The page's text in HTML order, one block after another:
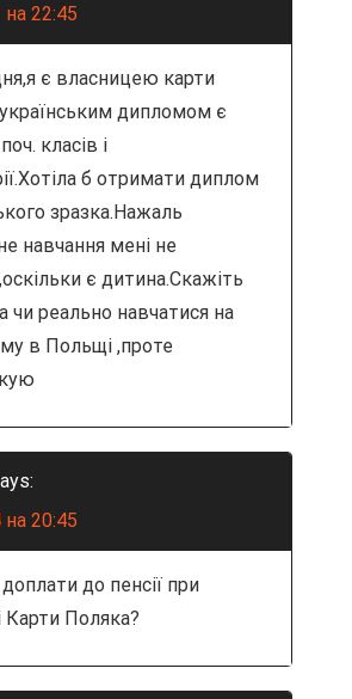
22:45
є власницею карти
дипломом є
класів і
б отримати диплом
зразка.Нажаль
навчання мені не
є дитина.Скажіть
чи реально навчатися на
в Польщі ,проте
на 20:45
до пенсії при
Карти Поляка?